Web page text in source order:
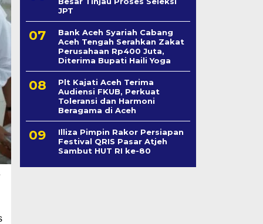
JPT
Bank Aceh Syariah Cabang
Aceh Tengah Serahkan Zakat
Perusahaan Rp400 Juta,
Diterima Bupati Haili Yoga
Plt Kajati Aceh Terima
Audiensi FKUB, Perkuat
Toleransi dan Harmoni
Beragama di Aceh
Illiza Pimpin Rakor Persiapan
Festival QRIS Pasar Atjeh
Sambut HUT RI ke-80